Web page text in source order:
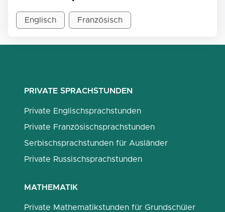
Englisch Französisch
PRIVATE SPRACHSTUNDEN
Private Englischsprachstunden
Private Französischsprachstunden
Serbischsprachstunden für Ausländer
Private Russischsprachstunden
MATHEMATIK
Private Mathematikstunden für Grundschüler